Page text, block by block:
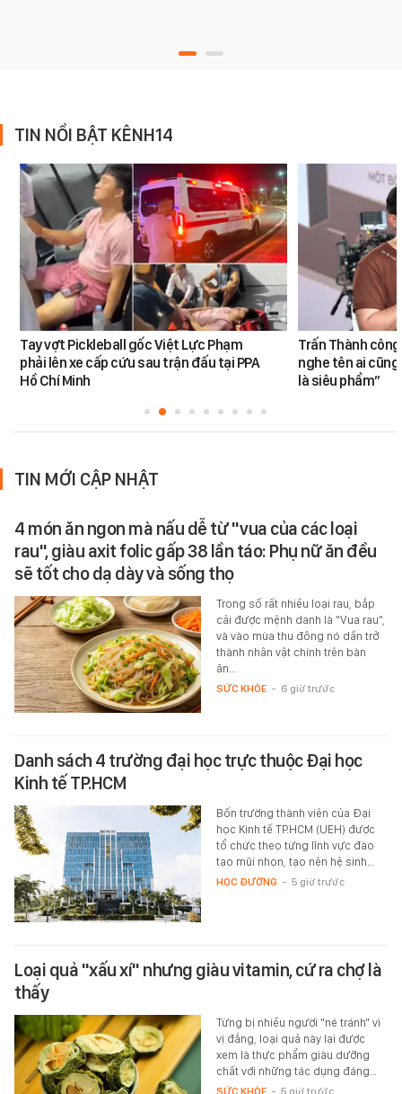
TIN NỔI BẬT KÊNH14
Tay vợt Pickleball gốc Việt Lực Phạm
phải lên xe cấp cứu sau trận đấu tại PPA
Hồ Chí Minh
Trấn Thành
nghe tên ai
là siêu phẩm”
TIN MỚI CẬP NHẬT
4 món ăn ngon mà nấu dễ từ "vua của các loại
rau", giàu axit folic gấp 38 lần táo: Phụ nữ ăn đều
sẽ tốt cho dạ dày và sống thọ
Trong số rất nhiều loại rau, bắp
cải được mệnh danh là "Vua rau",
và vào mùa thu đông nó dần trở
thành nhân vật chính trên bàn
ăn…
SỨC KHỎE - 6 giờ trước
Danh sách 4 trường đại học trực thuộc Đại học
Kinh tế TP.HCM
Bốn trường thành viên của Đại
học Kinh tế TP.HCM (UEH) được
tổ chức theo từng lĩnh vực đào
tạo mũi nhọn, tạo nên hệ sinh…
HỌC ĐƯỜNG - 5 giờ trước
Loại quả "xấu xí" nhưng giàu vitamin, cứ ra chợ là
thấy
Từng bị nhiều người "né tránh" vì
vị đắng, loại quả này lại được
xem là thực phẩm giàu dưỡng
chất với những tác dụng đáng…